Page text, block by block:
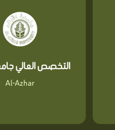
التخصص العالي
Al-Azhar